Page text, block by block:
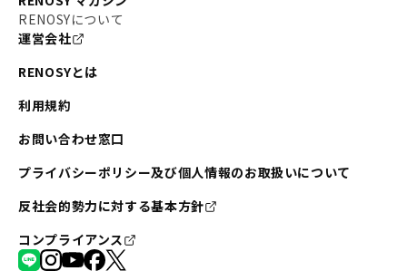
RENOSYについて
運営会社
RENOSYとは
利用規約
お問い合わせ窓口
プライバシーポリシー及び個人情報のお取扱いについて
反社会的勢力に対する基本方針
コンプライアンス